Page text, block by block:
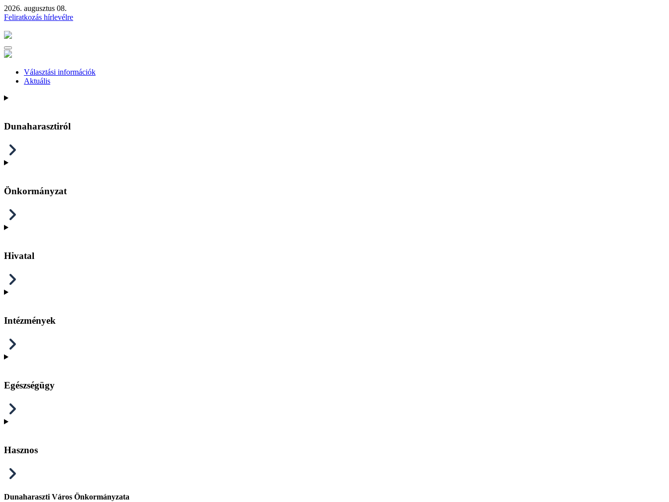
2026. augusztus 08.
Feliratkozás hírlevélre
Választási információk
Aktuális
Dunaharasztiról
Önkormányzat
Hivatal
Intézmények
Egészségügy
Hasznos
Dunaharaszti Város Önkormányzata